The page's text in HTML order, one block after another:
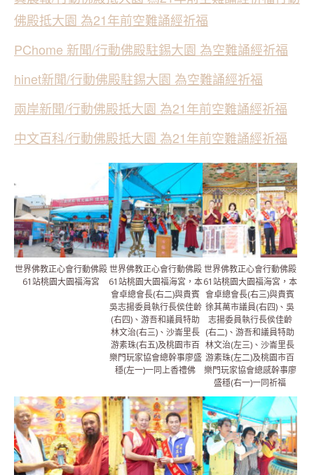
佛殿抵大園 為21年前空難誦經祈福
PChome 新聞/行動佛殿駐錫大園 為空難誦經祈福
hinet新聞/行動佛殿駐錫大園 為空難誦經祈福
兩岸新聞/行動佛殿抵大園 為21年前空難誦經祈福
中文百科/行動佛殿抵大園 為21年前空難誦經祈福
世界佛教正心會行動佛殿
61站桃園大園福海宮
世界佛教正心會行動佛殿
61站桃園大園福海宮，本
會卓總會長(右二)與貴賓
吳志揚委員執行長侯佳齡
(右四)、游吾和議員特助
林文治(右三)、沙崙里長
游素珠(右五)及桃園市百
樂門玩家協會總幹事廖盛
穩(左一)一同上香禮佛
世界佛教正心會行動佛殿
61站桃園大園福海宮，本
會卓總會長(右三)與貴賓
徐其萬市議員(右四)、吳
志揚委員執行長侯佳齡
(右二)、游吾和議員特助
林文治(左三)、沙崙里長
游素珠(左二)及桃園市百
樂門玩家協會總感幹事廖
盛穩(右一)一同祈福